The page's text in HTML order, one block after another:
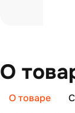
О
О товаре